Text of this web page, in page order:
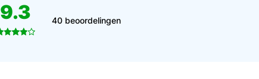
9.3 40 beoordelingen